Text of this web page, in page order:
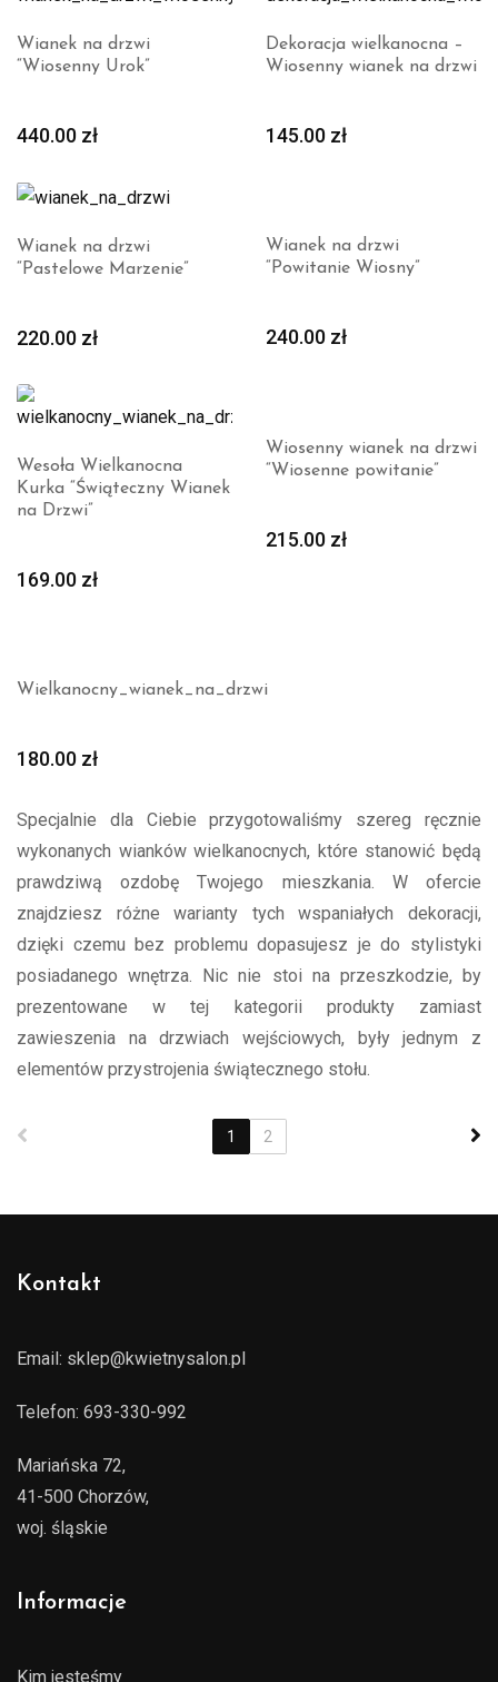
Wianek na drzwi
“Wiosenny Urok”
440.00 zł
Dekoracja wielkanocna –
Wiosenny wianek na drzwi
145.00 zł
Wianek na drzwi
“Pastelowe Marzenie”
220.00 zł
Wianek na drzwi
“Powitanie Wiosny”
240.00 zł
Wesoła Wielkanocna
Kurka “Świąteczny Wianek
na Drzwi”
169.00 zł
Wiosenny wianek na drzwi
“Wiosenne powitanie”
215.00 zł
Wielkanocny_wianek_na_drzwi
180.00 zł
Specjalnie dla Ciebie przygotowaliśmy szereg ręcznie
wykonanych wianków wielkanocnych, które stanowić będą
prawdziwą ozdobę Twojego mieszkania. W ofercie
znajdziesz różne warianty tych wspaniałych dekoracji,
dzięki czemu bez problemu dopasujesz je do stylistyki
posiadanego wnętrza. Nic nie stoi na przeszkodzie, by
prezentowane w tej kategorii produkty zamiast
zawieszenia na drzwiach wejściowych, były jednym z
elementów przystrojenia świątecznego stołu.
1 2
Kontakt
Email: sklep@kwietnysalon.pl
Telefon: 693-330-992
Mariańska 72,
41-500 Chorzów,
woj. śląskie
Informacje
Kim jesteśmy